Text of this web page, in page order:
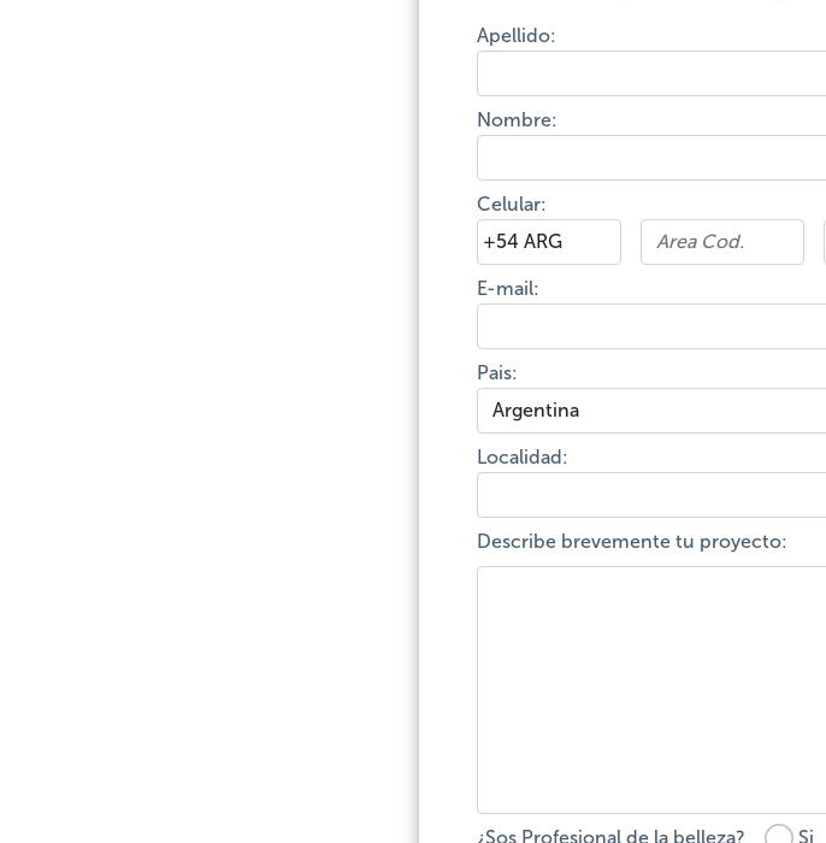
Apellido:
Nombre:
Celular:
E-mail:
Pais:
Localidad:
Describe brevemente tu proyecto:
¿Sos Profesional de la belleza? Si